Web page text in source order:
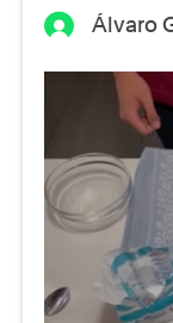
Álvaro